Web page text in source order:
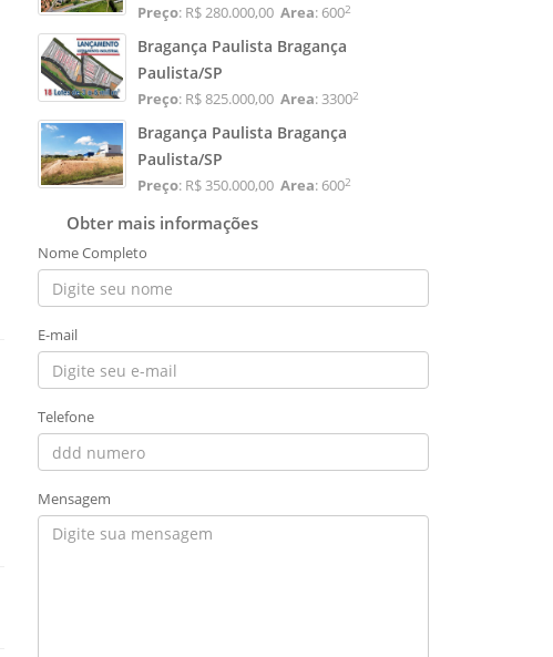
Preço: R$ 280.000,00 Area: 6002
Bragança Paulista Bragança
Paulista/SP
Preço: R$ 825.000,00 Area: 33002
Bragança Paulista Bragança
Paulista/SP
Preço: R$ 350.000,00 Area: 6002
Obter mais informações
Nome Completo
E-mail
Telefone
Mensagem